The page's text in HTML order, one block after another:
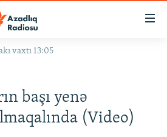
vaxtı 13:05
başı yenə
(Video)